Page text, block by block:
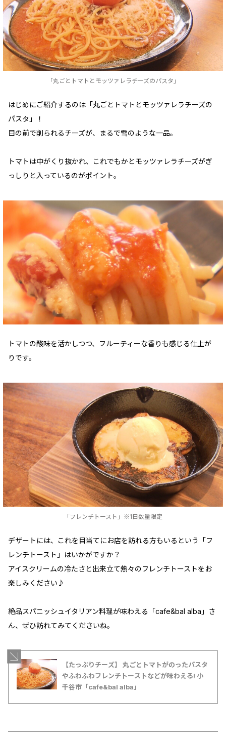
「丸ごとトマトとモッツァレラチーズのパスタ」
はじめにご紹介するのは「丸ごとトマトとモッツァレラチーズの
パスタ」！
目の前で削られるチーズが、まるで雪のような一品。
トマトは中がくり抜かれ、これでもかとモッツァレラチーズがぎ
っしりと入っているのがポイント。
トマトの酸味を活かしつつ、フルーティーな香りも感じる仕上が
りです。
「フレンチトースト」※1日数量限定
デザートには、これを目当てにお店を訪れる方もいるという「フ
レンチトースト」はいかがですか？
アイスクリームの冷たさと出来立て熱々のフレンチトーストをお
楽しみください♪
絶品スパニッシュイタリアン料理が味わえる「cafe&bal alba」さ
ん、ぜひ訪れてみてくださいね。
【たっぷりチーズ】 丸ごとトマトがのったパスタ
やふわふわフレンチトーストなどが味わえる! 小
千谷市「cafe&bal alba」